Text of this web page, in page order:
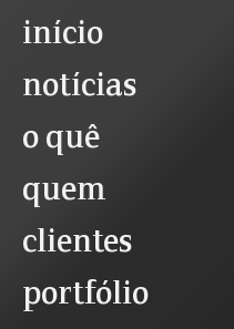
início
notícias
o quê
quem
clientes
portfólio